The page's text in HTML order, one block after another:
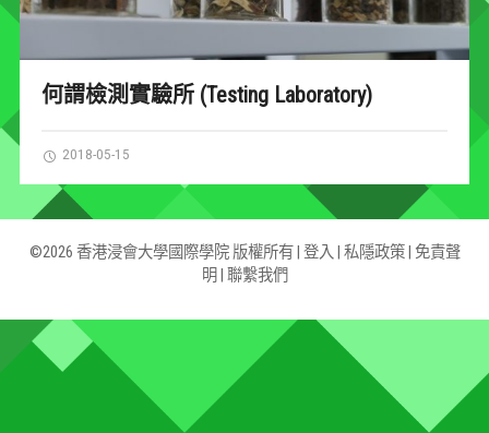
何謂檢測實驗所 (Testing Laboratory)
2018-05-15
©2026 香港浸會大學國際學院 版權所有 | 登入 私隱政策| 免責聲
明 聯繫我們